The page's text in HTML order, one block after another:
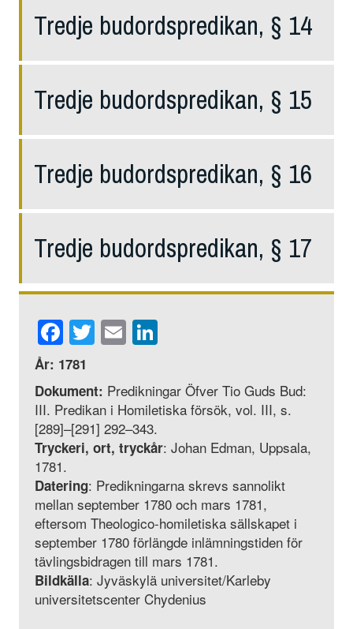
Tredje budordspredikan, § 14
Tredje budordspredikan, § 15
Tredje budordspredikan, § 16
Tredje budordspredikan, § 17
Facebook
Twitter
EmailLinkedIn
År: 1781
Dokument: Predikningar Öfver Tio Guds Bud:
III. Predikan i Homiletiska försök, vol. III, s.
[289]–[291] 292–343.
Tryckeri, ort, tryckår: Johan Edman, Uppsala,
1781.
Datering: Predikningarna skrevs sannolikt
mellan september 1780 och mars 1781,
eftersom Theologico-homiletiska sällskapet i
september 1780 förlängde inlämningstiden för
tävlingsbidragen till mars 1781.
Bildkälla: Jyväskylä universitet/Karleby
universitetscenter Chydenius